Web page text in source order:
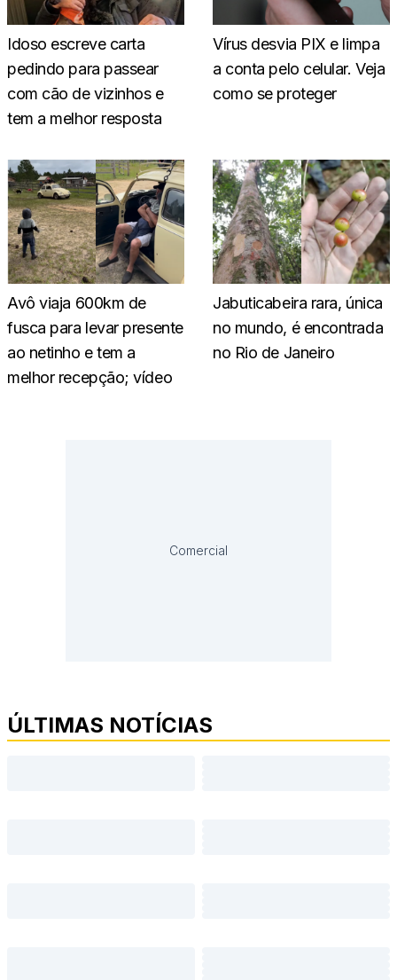
Idoso escreve carta
pedindo para passear
com cão de vizinhos e
tem a melhor resposta
Vírus desvia PIX e limpa
a conta pelo celular. Veja
como se proteger
Avô viaja 600km de
fusca para levar presente
ao netinho e tem a
melhor recepção; vídeo
Jabuticabeira rara, única
no mundo, é encontrada
no Rio de Janeiro
Comercial
ÚLTIMAS NOTÍCIAS